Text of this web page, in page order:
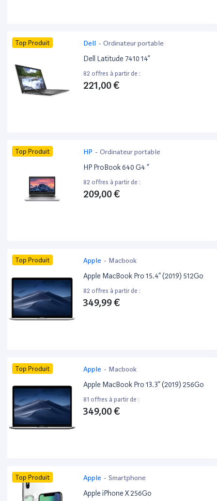
Top Produit Dell - Ordinateur portable
Dell Latitude 7410 14”
82 offres à partir de :
221,00 €
Top Produit HP - Ordinateur portable
HP ProBook 640 G4 ”
82 offres à partir de :
209,00 €
Top Produit Apple - Macbook
Apple MacBook Pro 15.4” (2019) 512Go
82 offres à partir de :
349,99 €
Top Produit Apple - Macbook
Apple MacBook Pro 13.3” (2019) 256Go
81 offres à partir de :
349,00 €
Top Produit Apple - Smartphone
Apple iPhone X 256Go